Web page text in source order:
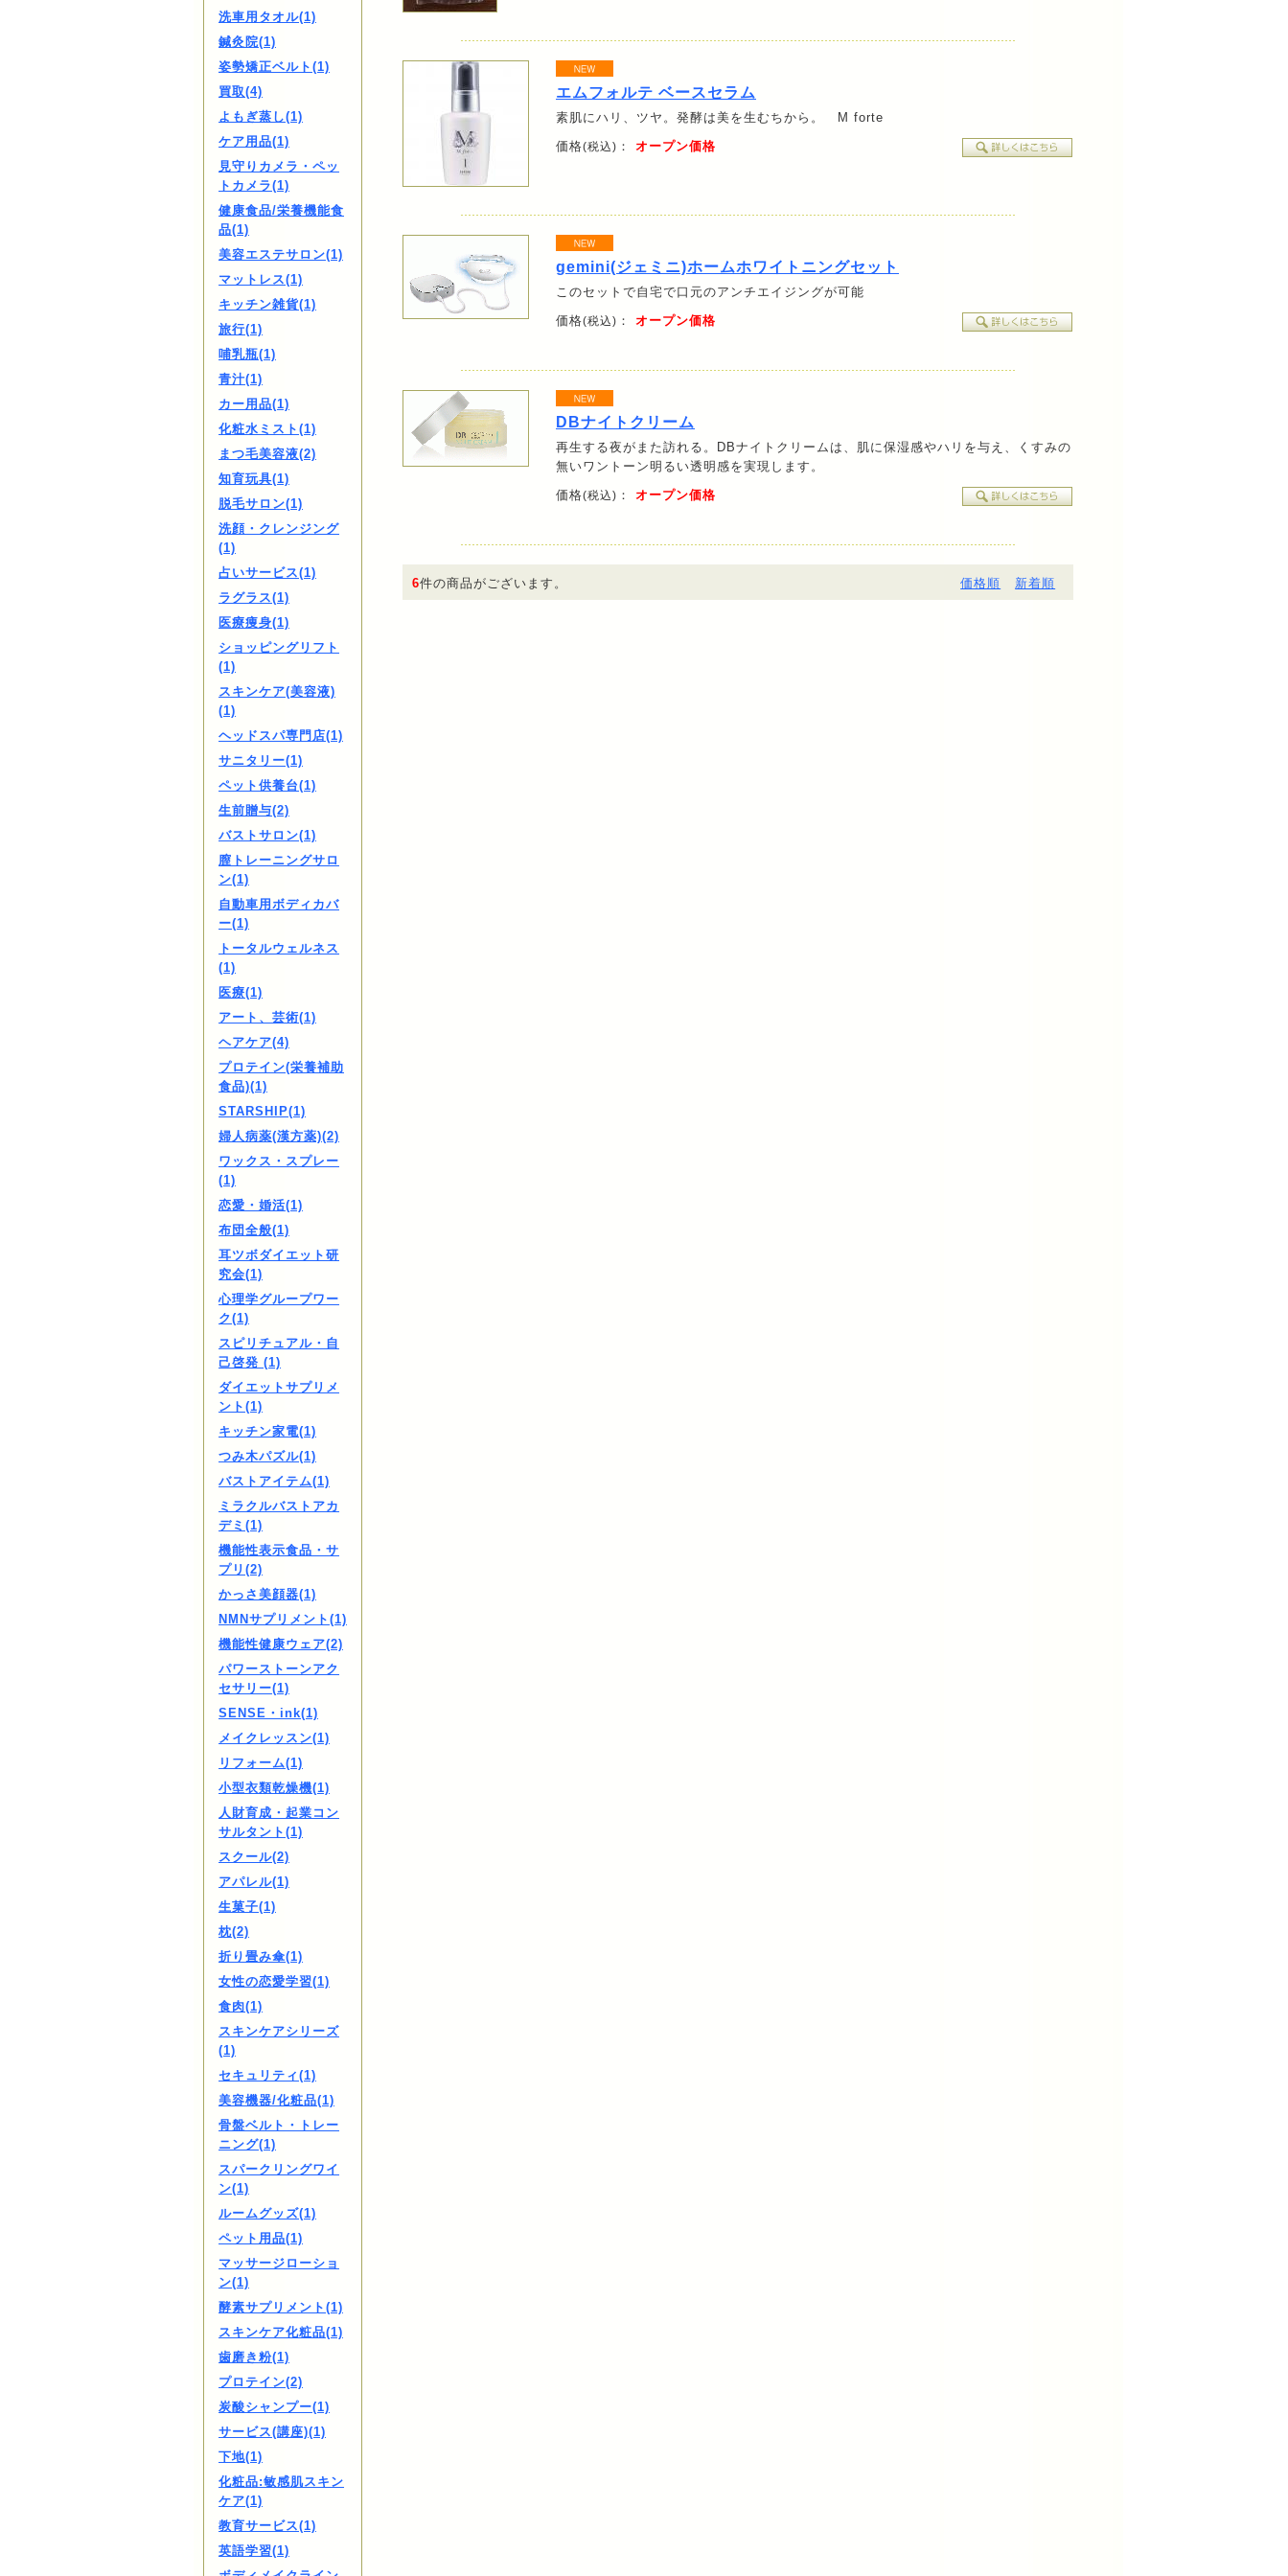
洗車用タオル(1)
鍼灸院(1)
姿勢矯正ベルト(1)
買取(4)
よもぎ蒸し(1)
ケア用品(1)
見守りカメラ・ペッ
トカメラ(1)
健康食品/栄養機能食
品(1)
美容エステサロン(1)
マットレス(1)
キッチン雑貨(1)
旅行(1)
哺乳瓶(1)
青汁(1)
カー用品(1)
化粧水ミスト(1)
まつ毛美容液(2)
知育玩具(1)
脱毛サロン(1)
洗顔・クレンジング
(1)
占いサービス(1)
ラグラス(1)
医療痩身(1)
ショッピングリフト
(1)
スキンケア(美容液)
(1)
ヘッドスパ専門店(1)
サニタリー(1)
ペット供養台(1)
生前贈与(2)
バストサロン(1)
膣トレーニングサロ
ン(1)
自動車用ボディカバ
ー(1)
トータルウェルネス
(1)
医療(1)
アート、芸術(1)
ヘアケア(4)
プロテイン(栄養補助
食品)(1)
STARSHIP(1)
婦人病薬(漢方薬)(2)
ワックス・スプレー
(1)
恋愛・婚活(1)
布団全般(1)
耳ツボダイエット研
究会(1)
心理学グループワー
ク(1)
スピリチュアル・自
己啓発 (1)
ダイエットサプリメ
ント(1)
キッチン家電(1)
つみ木パズル(1)
バストアイテム(1)
ミラクルバストアカ
デミ(1)
機能性表示食品・サ
プリ(2)
かっさ美顔器(1)
NMNサプリメント(1)
機能性健康ウェア(2)
パワーストーンアク
セサリー(1)
SENSE・ink(1)
メイクレッスン(1)
リフォーム(1)
小型衣類乾燥機(1)
人財育成・起業コン
サルタント(1)
スクール(2)
アパレル(1)
生菓子(1)
枕(2)
折り畳み傘(1)
女性の恋愛学習(1)
食肉(1)
スキンケアシリーズ
(1)
セキュリティ(1)
美容機器/化粧品(1)
骨盤ベルト・トレー
ニング(1)
スパークリングワイ
ン(1)
ルームグッズ(1)
ペット用品(1)
マッサージローショ
ン(1)
酵素サプリメント(1)
スキンケア化粧品(1)
歯磨き粉(1)
プロテイン(2)
炭酸シャンプー(1)
サービス(講座)(1)
下地(1)
化粧品:敏感肌スキン
ケア(1)
教育サービス(1)
英語学習(1)
エムフォルテ ベースセラム
素肌にハリ、ツヤ。発酵は美を生むちから。 M forte
価格(税込) ： オープン価格
gemini(ジェミニ)ホームホワイトニングセット
このセットで自宅で口元のアンチエイジングが可能
価格(税込) ： オープン価格
DBナイトクリーム
再生する夜がまた訪れる。DBナイトクリームは、肌に保湿感やハリを与え、くすみの
無いワントーン明るい透明感を実現します。
価格(税込) ： オープン価格
6件の商品がございます。 価格順 新着順